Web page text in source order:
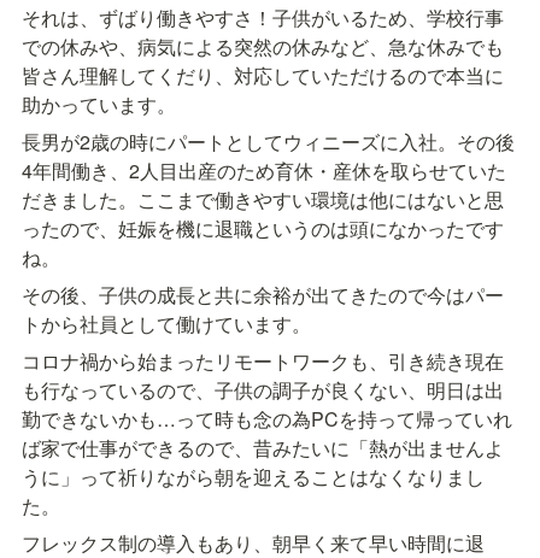
それは、ずばり働きやすさ！子供がいるため、学校行事
での休みや、病気による突然の休みなど、急な休みでも
皆さん理解してくだり、対応していただけるので本当に
助かっています。
長男が2歳の時にパートとしてウィニーズに入社。その後
4年間働き、2人目出産のため育休・産休を取らせていた
だきました。ここまで働きやすい環境は他にはないと思
ったので、妊娠を機に退職というのは頭になかったです
ね。
その後、子供の成長と共に余裕が出てきたので今はパー
トから社員として働けています。
コロナ禍から始まったリモートワークも、引き続き現在
も行なっているので、子供の調子が良くない、明日は出
勤できないかも…って時も念の為PCを持って帰っていれ
ば家で仕事ができるので、昔みたいに「熱が出ませんよ
うに」って祈りながら朝を迎えることはなくなりまし
た。
フレックス制の導入もあり、朝早く来て早い時間に退